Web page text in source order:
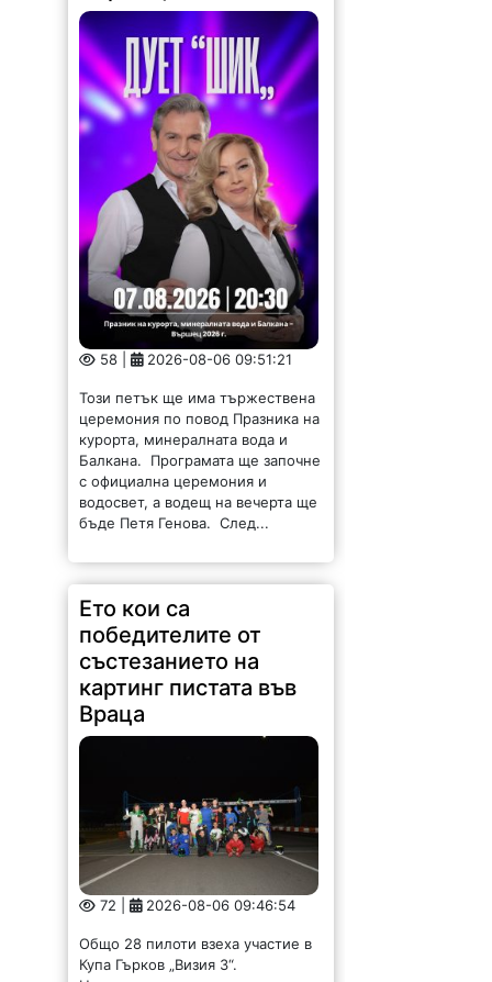
58 | 2026-08-06 09:51:21
Този петък ще има тържествена
церемония по повод Празника на
курорта, минералната вода и
с официална церемония и
водосвет, а водещ на вечерта ще
бъде Петя Генова. След...
Ето кои са
победителите от
състезанието на
картинг пистата във
Враца
72 | 2026-08-06 09:46:54
Общо 28 пилоти взеха участие в
Купа Гърков „Визия 3“.
Надпреварата се проведе в
юли и 1 август на картинг пистата
във Враца. Всички...